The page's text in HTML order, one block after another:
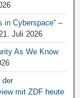
in Cyberspace“ –
Juli 2026
As We Know
der
mit ZDF heute